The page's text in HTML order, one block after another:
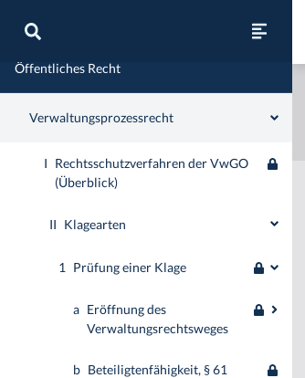
Öffentliches Recht
Verwaltungsprozessrecht
I Rechtsschutzverfahren der VwGO
(Überblick)
II Klagearten
1 Prüfung einer Klage
a Eröffnung des
Verwaltungsrechtsweges
b Beteiligtenfähigkeit, § 61